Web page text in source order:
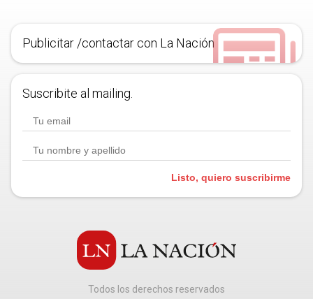
Publicitar /contactar con La Nación
Suscribite al mailing.
Listo, quiero suscribirme
Todos los derechos reservados